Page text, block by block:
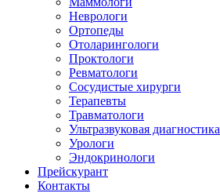
Неврологи
Ортопеды
Отоларингологи
Проктологи
Ревматологи
Сосудистые хирурги
Терапевты
Травматологи
Ультразвуковая диагностика
Урологи
Эндокринологи
Прейскурант
Контакты